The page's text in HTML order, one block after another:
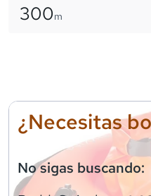
300m
¿Necesitas
No sigas buscando: